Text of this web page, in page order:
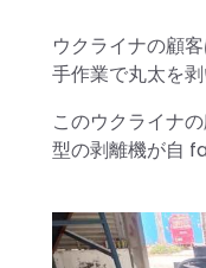
ウクライナの顧
手作業で丸太を
このウクライナの
型の剥離機が自